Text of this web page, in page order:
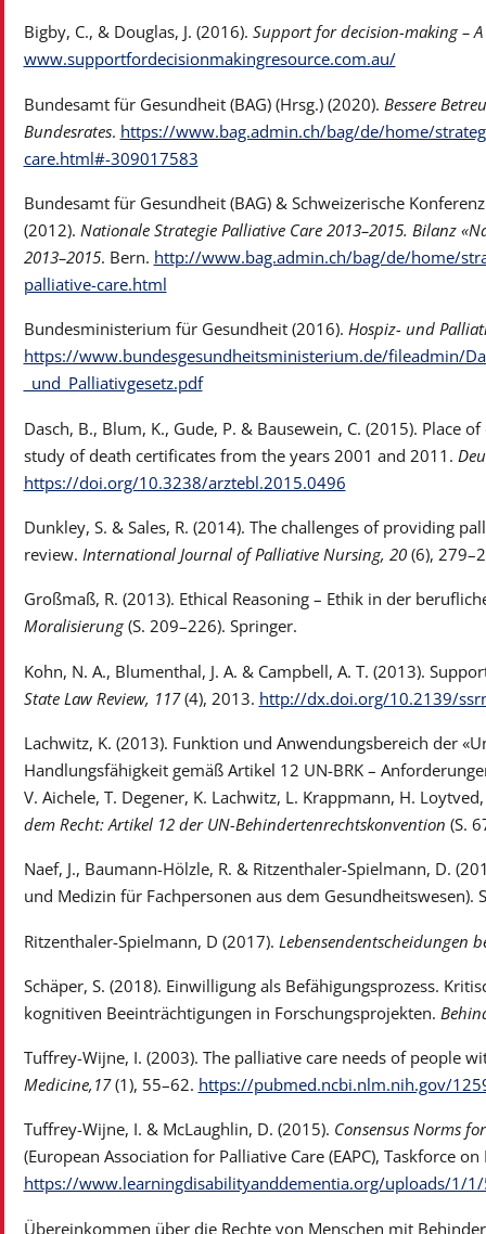
Bigby, C., & Douglas, J. (2016). Support for decision-making –
www.supportfordecisionmakingresource.com.au/
Bundesamt für Gesundheit (BAG) (Hrsg.) (2020). Bessere
Bundesrates. https://www.bag.admin.ch/bag/de/home/
care.html#-309017583
Bundesamt für Gesundheit (BAG) & Schweizerische
(2012). Nationale Strategie Palliative Care 2013–2015. Bilanz
2013–2015. Bern. http://www.bag.admin.ch/bag/de/home/
palliative-care.html
Bundesministerium für Gesundheit (2016). Hospiz- und
https://www.bundesgesundheitsministerium.de/fileadmin/
_und_Palliativgesetz.pdf
Dasch, B., Blum, K., Gude, P. & Bausewein, C. (2015). Place
study of death certificates from the years 2001 and 2011.
https://doi.org/10.3238/arztebl.2015.0496
Dunkley, S. & Sales, R. (2014). The challenges of providing
review. International Journal of Palliative Nursing, 20(6),
Großmaß, R. (2013). Ethical Reasoning – Ethik in der
Moralisierung(S. 209–226). Springer.
Kohn, N. A., Blumenthal, J. A. & Campbell, A. T. (2013).
State Law Review, 117(4), 2013. http://dx.doi.org/10.2139/
Lachwitz, K. (2013). Funktion und Anwendungsbereich der
Handlungsfähigkeit gemäß Artikel 12 UN-BRK –
V. Aichele, T. Degener, K. Lachwitz, L. Krappmann, H.
dem Recht: Artikel 12 der UN-Behindertenrechtskonvention (S.
Naef, J., Baumann-Hölzle, R. & Ritzenthaler-Spielmann, D.
und Medizin für Fachpersonen aus dem Gesundheitswesen).
Ritzenthaler-Spielmann, D (2017). Lebensendentscheidungen
Schäper, S. (2018). Einwilligung als Befähigungsprozess.
kognitiven Beeinträchtigungen in Forschungsprojekten.
Tuffrey-Wijne, I. (2003). The palliative care needs of people
Medicine,17(1), 55–62. https://pubmed.ncbi.nlm.nih.gov/
Tuffrey-Wijne, I. & McLaughlin, D. (2015). Consensus Norms
(European Association for Palliative Care (EAPC), Taskforce
https://www.learningdisabilityanddementia.org/uploads/1/
Übereinkommen über die Rechte von Menschen mit